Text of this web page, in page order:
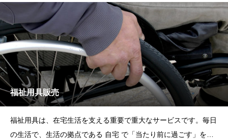
福祉用具販売
福祉用具は、在宅生活を支える重要で重大なサービスです。毎日
の生活で、生活の拠点である 自宅 で「当たり前に過ごす」を福